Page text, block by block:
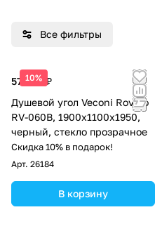
Все фильтры
10%
57 909 ₽
Душевой угол Veconi Rovigo
RV-060B, 1900х1100х1950,
черный, стекло прозрачное
Скидка 10% в подарок!
Арт. 26184
В корзину